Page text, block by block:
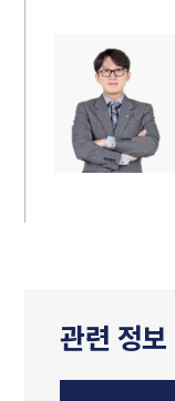
관련 정보